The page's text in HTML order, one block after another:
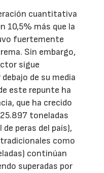
cuantitativa
10,5% más que la
fuertemente
Sin embargo,
sigue
de su media
este repunte ha
que ha crecido
toneladas
peras del país),
como
continúan
superadas por